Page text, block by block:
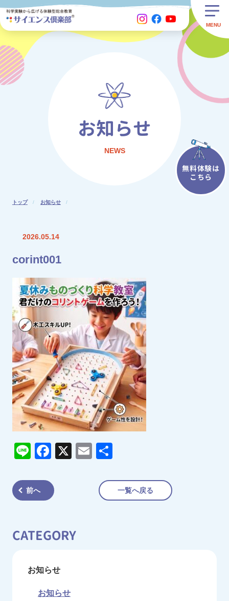
無料体験は
こちら
お知らせ
NEWS
トップ お知らせ
2026.05.14
corint001
LineFacebook
X Email
共
前へ 一覧へ戻る
CATEGORY
お知らせ
お知らせ